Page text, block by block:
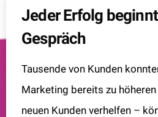
Jeder Erfolg
Gespräch
Tausende von Kunden
Marketing bereits zu
neuen Kunden verhelfen –